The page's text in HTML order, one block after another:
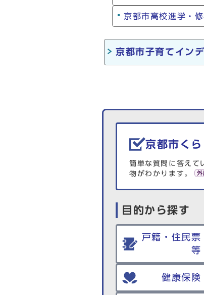
京都市高校進学・
京都市子育てイン
生活情報を探す
京都市く
簡単な質問に答えて
物がわかります。
目的から探す
戸籍・住民票
等
健康保険